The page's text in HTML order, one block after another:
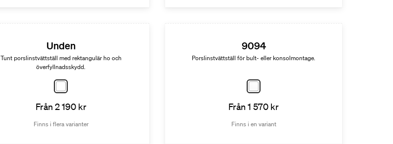
Unden
Tunt porslinstvättställ med rektangulär ho och
överfyllnadsskydd.
Från 2 190 kr
Finns i flera varianter
9094
Porslinstvättställ för bult- eller konsolmontage.
Från 1 570 kr
Finns i en variant